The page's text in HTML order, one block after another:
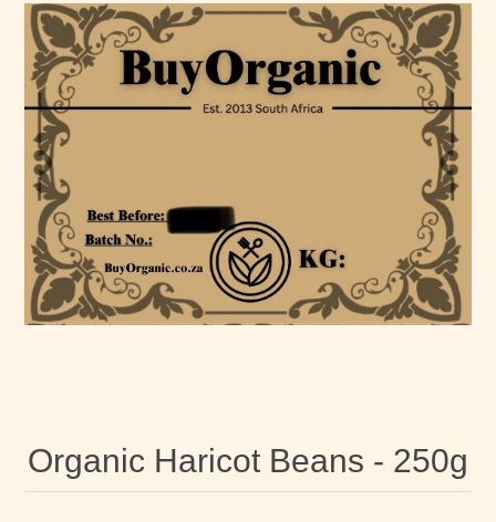
Organic Haricot Beans - 250g